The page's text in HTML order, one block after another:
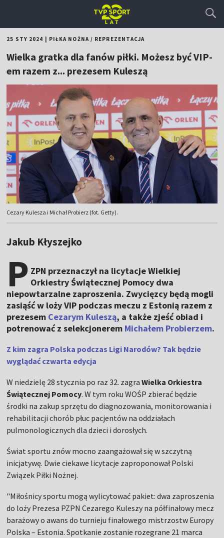
25 STY 2024 PIŁKA NOŻNA/ REPREZENTACJA
Wielka gratka dla fanów piłki. Możesz być VIP-
em razem z... prezesem Kuleszą
Cezary Kulesza i Michał Probierz (fot. Getty).
Jakub Kłyszejko
P ZPN przeznaczył na licytacje Wielkiej
Orkiestry Świątecznej Pomocy dwa
niepowtarzalne zaproszenia. Zwycięzcy będą mogli
zasiąść w loży VIP podczas meczu z Estonią razem z
prezesem Cezarym Kuleszą, a także zjeść obiad i
potrenować z selekcjonerem Michałem Probierzem.
Z kim zagra Polska podczas Ligi Narodów? Tak będzie
wyglądać czwarta edycja
W niedzielę 28 stycznia po raz 32. zagraWielka Orkiestra
Świątecznej Pomocy. W tym roku WOŚP zbierać będzie
środki na zakup sprzętu do diagnozowania, monitorowania i
rehabilitacji chorób płuc pacjentów na oddziałach
pulmonologicznych dla dzieci i dorosłych.
Świat sportu znów mocno zaangażował się w szczytną
inicjatywę. Dwie ciekawe licytacje zaproponował Polski
Związek Piłki Nożnej.
"Miłośnicy sportu mogą wylicytować pakiet: dwa zaproszenia
do loży Prezesa PZPN Cezarego Kuleszy na półfinałowy mecz
barażowy o awans do turnieju finałowego mistrzostw Europy
Polska – Estonia. Spotkanie zostanie rozegrane 21 marca